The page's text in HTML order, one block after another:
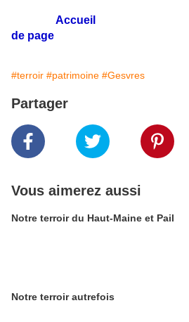
Accueil
de page
#terroir #patrimoine #Gesvres
Partager
Vous aimerez aussi
Notre terroir du Haut-Maine et Pail
Notre terroir autrefois